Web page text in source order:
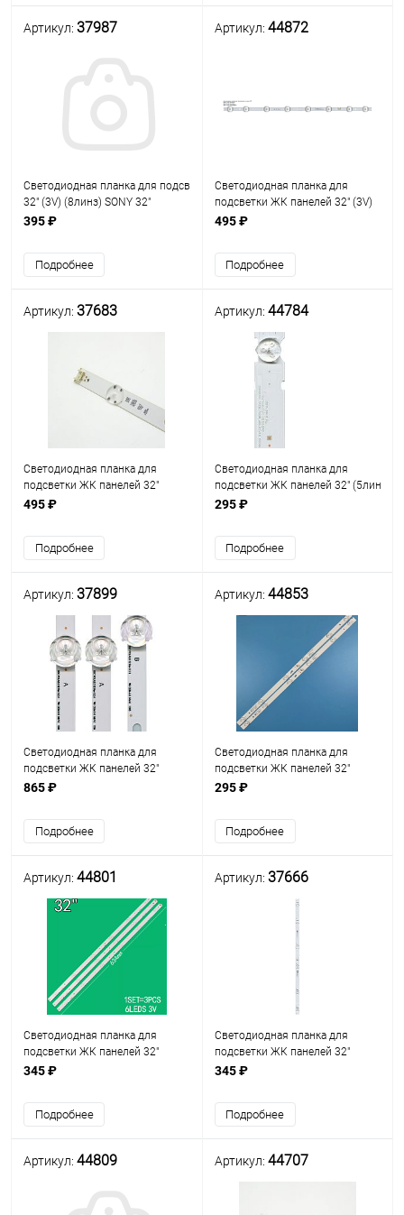
Артикул: 37987
Светодиодная планка для подсветки ЖК панелей
32" (3V) (8линз) SONY 32"
DIRECT_FIJI_32V_A_3228_8LEDs_REV1.2_140404TV
395 ₽
Подробнее
Артикул: 44872
Светодиодная планка для
подсветки ЖК панелей 32" (3V)
(8линз) SSC_Y19_32LM55_REV00
овальные линзы
495 ₽
Подробнее
Артикул: 37683
Светодиодная планка для
подсветки ЖК панелей 32"
(5линз) SSC_32inch_HD_REV05
(Марк. 32LH51_HD), Uпит. св/
д=3V, платформа
495 ₽
Подробнее
Артикул: 44784
Светодиодная планка для
подсветки ЖК панелей 32" (5линз)
(3V)
(522 мм 5 линз) Uпит. св/д=3V
295 ₽
Подробнее
Артикул: 37899
Светодиодная планка для
подсветки ЖК панелей 32"
(6+6+7линз) POLA2.0 32"
6 линз и планка 600 мм 7 линз)
(2 планки A
865 ₽
Подробнее
Артикул: 44853
Светодиодная планка для
подсветки ЖК панелей 32"
(6линз) (3V) 32HR332M06A0
295 ₽
Подробнее
Артикул: 44801
Светодиодная планка для
подсветки ЖК панелей 32"
(6линз) (3V) A-HWCQ32D676
345 ₽
Подробнее
Артикул: 37666
Светодиодная планка для
подсветки ЖК панелей 32"
(6линз) (3V) JL.D32061330-
св/д=3V
345 ₽
Подробнее
Артикул: 44809 Артикул: 44707